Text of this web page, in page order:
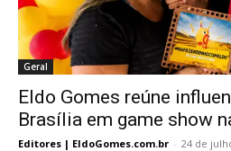
Geral
Eldo Gomes reúne
Brasília em game show
Editores | EldoGomes.com.br - 24 de